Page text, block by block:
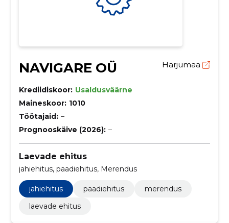
NAVIGARE OÜ Harjumaa
Krediidiskoor: Usaldusväärne
Maineskoor: 1010
Töötajaid: –
Prognooskäive (2026): –
Laevade ehitus
jahiehitus, paadiehitus, Merendus
jahiehitus paadiehitus
merendus
laevade ehitus